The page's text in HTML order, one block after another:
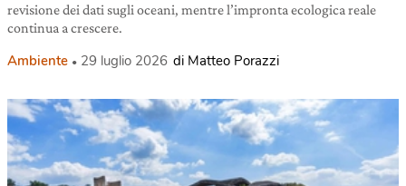
revisione dei dati sugli oceani, mentre l’impronta ecologica reale
continua a crescere.
Ambiente 29 luglio 2026 di Matteo Porazzi